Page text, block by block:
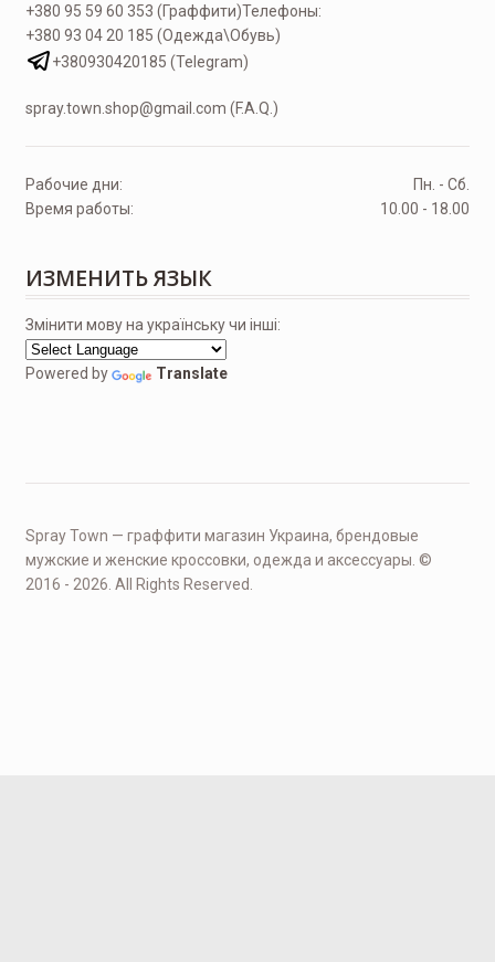
Телефоны:
+380 95 59 60 353 (Граффити)
+380 93 04 20 185 (Одежда\Обувь)
+380930420185 (Telegram)
spray.town.shop@gmail.com (F.A.Q.)
Рабочие дни:
Пн. - Сб.
Время работы:
10.00 - 18.00
ИЗМЕНИТЬ ЯЗЫК
Змінити мову на українську чи інші:
Powered by Translate
Spray Town — граффити магазин Украина, брендовые
мужские и женские кроссовки, одежда и аксессуары. ©
2016 - 2026. All Rights Reserved.